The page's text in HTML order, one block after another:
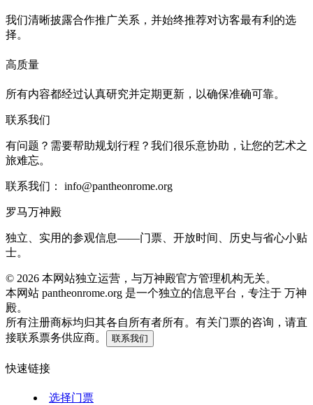
我们清晰披露合作推广关系，并始终推荐对访客最有利的选
择。
高质量
所有内容都经过认真研究并定期更新，以确保准确可靠。
联系我们
有问题？需要帮助规划行程？我们很乐意协助，让您的艺术之
旅难忘。
联系我们： info@pantheonrome.org
罗马万神殿
独立、实用的参观信息——门票、开放时间、历史与省心小贴
士。
© 2026 本网站独立运营，与万神殿官方管理机构无关。
本网站 pantheonrome.org 是一个独立的信息平台，专注于 万神
殿。
所有注册商标均归其各自所有者所有。有关门票的咨询，请直
接联系票务供应商。
联系我们
快速链接
选择门票